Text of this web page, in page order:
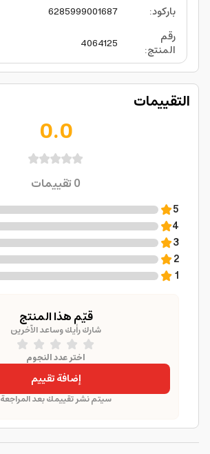
باركود:
6285999001687
رقم
المنتج:
4064125
التقييمات
0.0
0تقييمات
5
4
3
2
1
قيّم هذا المنتج
شارك رأيك وساعد الآخرين
اختر عدد النجوم
إضافة تقييم
سيتم نشر تقييمك بعد المراجعة